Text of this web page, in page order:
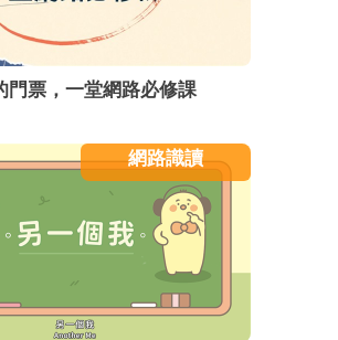
門票，一堂網路必修課
網路識讀